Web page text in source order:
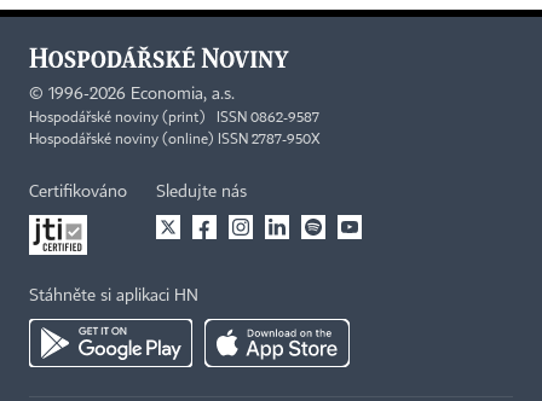
© 1996-2026 Economia, a.s.
Hospodářské noviny (print) ISSN 0862-9587
Hospodářské noviny (online) ISSN 2787-950X
Certifikováno Sledujte nás
Stáhněte si aplikaci HN